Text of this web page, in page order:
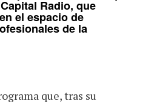
Capital Radio, que
el espacio de
de la
que, tras su